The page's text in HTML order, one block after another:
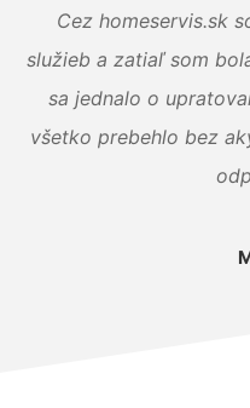
Cez homeservis.sk
služieb a zatiaľ som
sa jednalo o
všetko prebehlo bez